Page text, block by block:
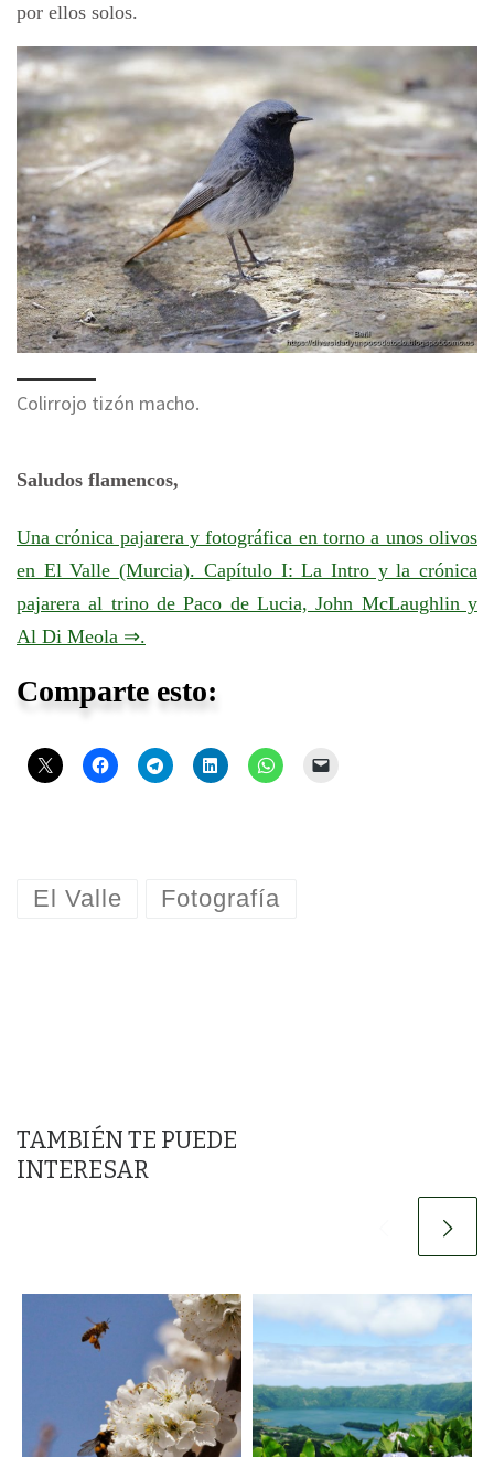
por ellos solos.
Colirrojo tizón macho.
Saludos flamencos,
Una crónica pajarera y fotográfica en torno a unos olivos
en El Valle (Murcia). Capítulo I: La Intro y la crónica
pajarera al trino de Paco de Lucia, John McLaughlin y
Al Di Meola ⇒.
Comparte esto:
El Valle Fotografía
TAMBIÉN TE PUEDE
INTERESAR